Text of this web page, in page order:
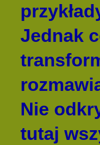
Jednak
Nie
tutaj